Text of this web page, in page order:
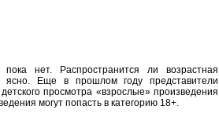
нет. Распространится ли возрастная
ясно. Еще в прошлом году представители
просмотра «взрослые» произведения
могут попасть в категорию 18+.